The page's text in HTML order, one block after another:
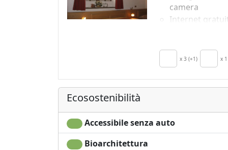
camera
Internet
Asciugacapelli
Asciugamani
x 3 (+1) x 1
Ecosostenibilità
Accessibile senza auto
Bioarchitettura